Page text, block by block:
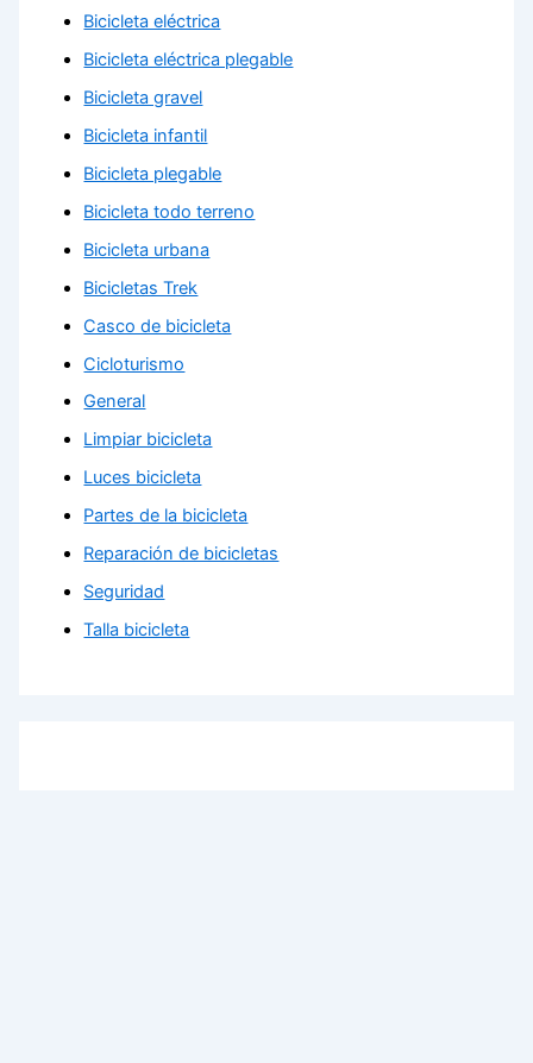
Bicicleta eléctrica
Bicicleta eléctrica plegable
Bicicleta gravel
Bicicleta infantil
Bicicleta plegable
Bicicleta todo terreno
Bicicleta urbana
Bicicletas Trek
Casco de bicicleta
Cicloturismo
General
Limpiar bicicleta
Luces bicicleta
Partes de la bicicleta
Reparación de bicicletas
Seguridad
Talla bicicleta